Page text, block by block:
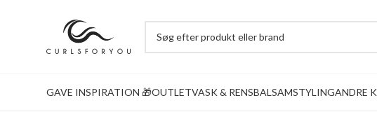
GAVE INSPIRATION 🎁OUTLETVASK & RENSBALSAMSTYLINGANDRE